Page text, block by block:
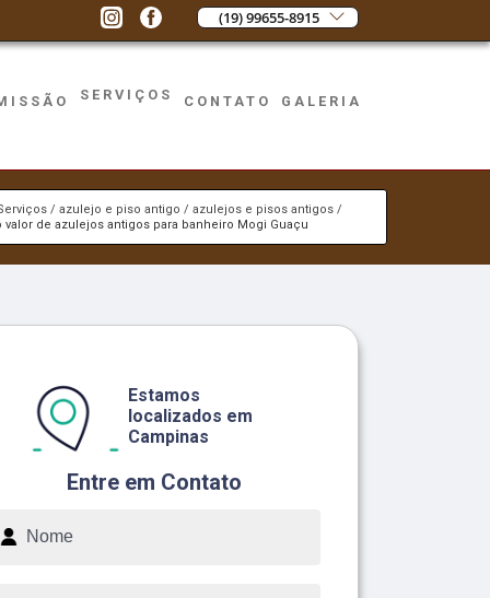
(19) 99655-8915
SERVIÇOS CONTATO GALERIA
azulejo e piso antigo
azulejos e pisos antigos
valor de azulejos antigos para banheiro Mogi Guaçu
Entre em Contato
Estamos
localizados em
Campinas